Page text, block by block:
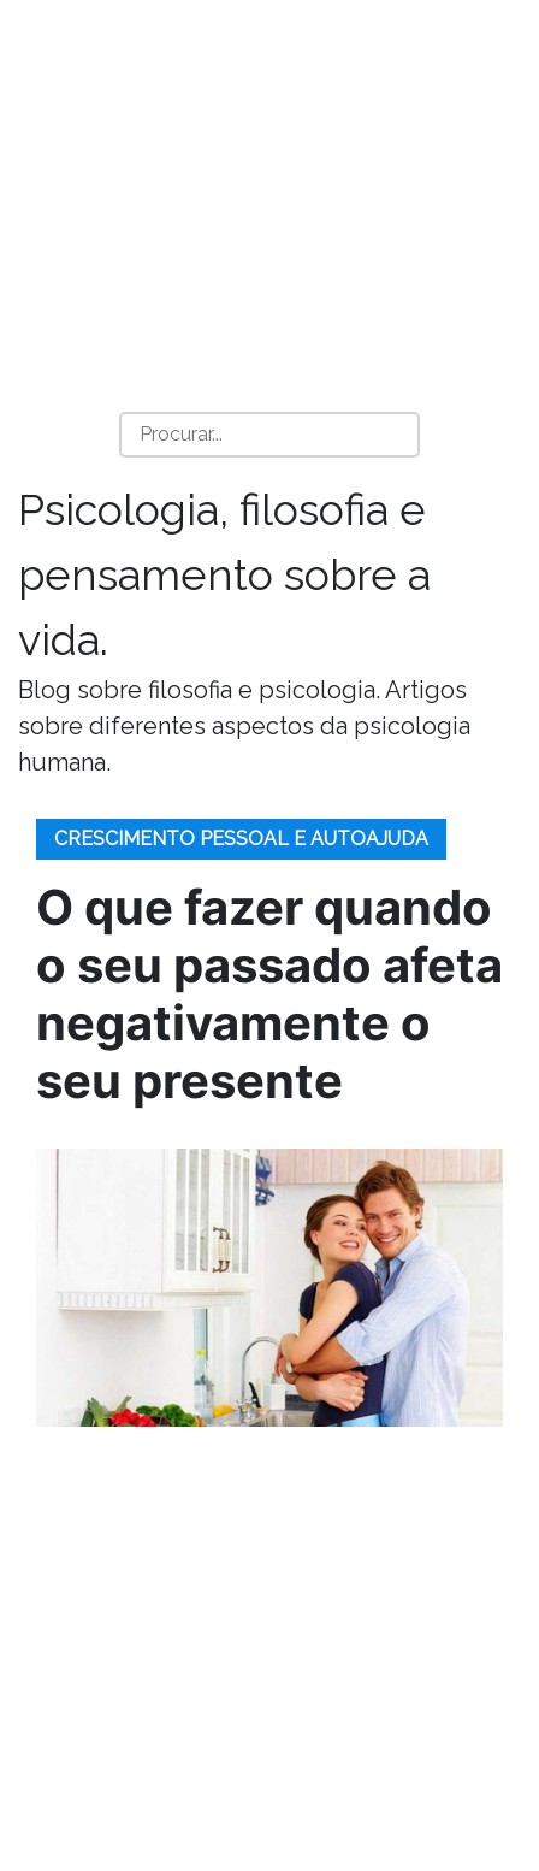
Psicologia, filosofia e
pensamento sobre a
vida.
Blog sobre filosofia e psicologia. Artigos
sobre diferentes aspectos da psicologia
humana.
CRESCIMENTO PESSOAL E AUTOAJUDA
O que fazer quando
o seu passado afeta
negativamente o
seu presente